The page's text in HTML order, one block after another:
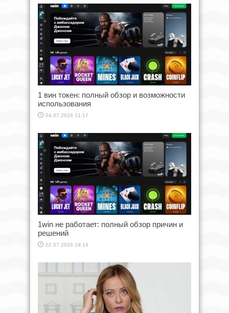
1 вин токен: полный обзор и возможности
использования
04.07.2026 11:17
1win не работает: полный обзор причин и
решений
02.07.2026 19:14